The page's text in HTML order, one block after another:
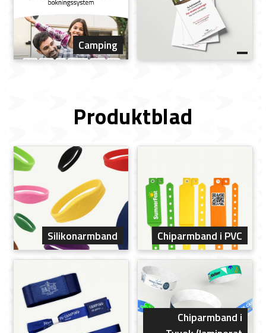
Camping
Produktblad
Silikonarmband Chiparmband i PVC
Chiparmband i